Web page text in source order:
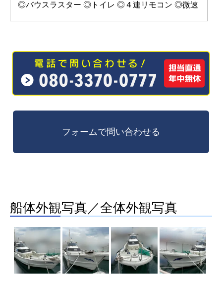
◎バウスラスター ◎トイレ ◎４連リモコン ◎微速
船体外観写真／全体外観写真